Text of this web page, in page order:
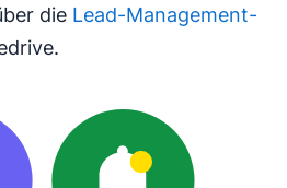
die Lead-Management-